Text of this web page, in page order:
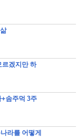
르겠지만 하
솜주먹 3주
라를 어떻게